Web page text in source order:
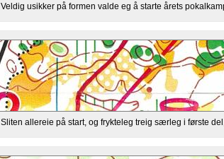
Veldig usikker på formen valde eg å starte årets
Sliten allereie på start, og frykteleg treig særleg i første